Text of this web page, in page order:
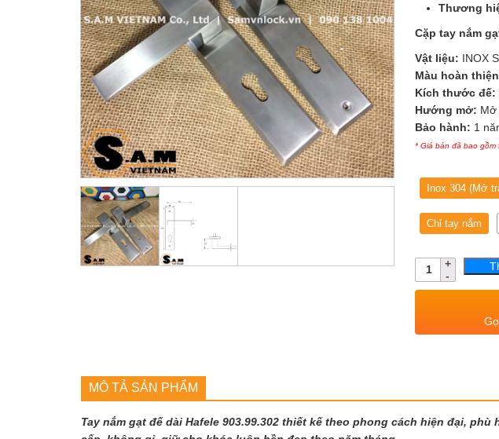
Thương
Cặp tay nắm
Vật liệu: INOX
Màu hoàn
Kích thước đế:
Hướng mở: Mở
Bảo hành: 1
* Giá bán đã bao gồm
Inox 304 (Mở
Chỉ tay nắm
Số
lượng
MÔ TẢ SẢN PHẨM
Tay nắm gạt đế dài Hafele 903.99.302 thiết kế theo phong cách hiện đại,